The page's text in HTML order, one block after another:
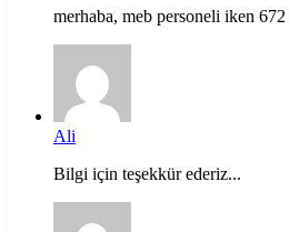
merhaba, meb personeli iken
Ali
Bilgi için teşekkür ederiz...